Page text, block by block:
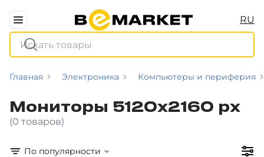
RU
Главная Электроника Компьютеры и периферия
Мониторы 5120x2160 px
(0 товаров)
По популярности